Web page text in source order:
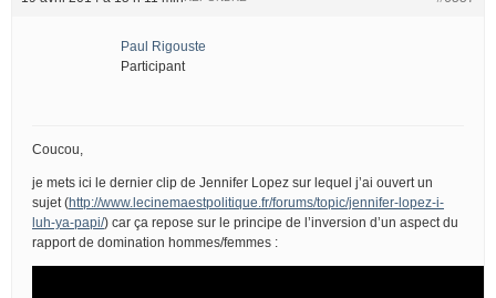
Paul Rigouste
Participant
Coucou,
je mets ici le dernier clip de Jennifer Lopez sur lequel j’ai ouvert un
sujet (http://www.lecinemaestpolitique.fr/forums/topic/jennifer-lopez-i-
luh-ya-papi/) car ça repose sur le principe de l’inversion d’un aspect du
rapport de domination hommes/femmes :